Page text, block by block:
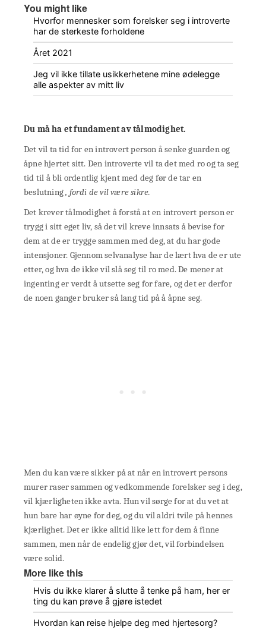
You might like
Hvorfor mennesker som forelsker seg i introverte
har de sterkeste forholdene
Året 2021
Jeg vil ikke tillate usikkerhetene mine ødelegge
alle aspekter av mitt liv
Du må ha et fundament av tålmodighet.
Det vil ta tid for en introvert person å senke guarden og
åpne hjertet sitt. Den introverte vil ta det med ro og ta seg
tid til å bli ordentlig kjent med deg før de tar en
beslutning, fordi de vil være sikre.
Det krever tålmodighet å forstå at en introvert person er
trygg i sitt eget liv, så det vil kreve innsats å bevise for
dem at de er trygge sammen med deg, at du har gode
intensjoner. Gjennom selvanalyse har de lært hva de er ute
etter, og hva de ikke vil slå seg til ro med. De mener at
ingenting er verdt å utsette seg for fare, og det er derfor
de noen ganger bruker så lang tid på å åpne seg.
Men du kan være sikker på at når en introvert persons
murer raser sammen og vedkommende forelsker seg i deg,
vil kjærligheten ikke avta. Hun vil sørge for at du vet at
hun bare har øyne for deg, og du vil aldri tvile på hennes
kjærlighet. Det er ikke alltid like lett for dem å finne
sammen, men når de endelig gjør det, vil forbindelsen
være solid.
More like this
Hvis du ikke klarer å slutte å tenke på ham, her er
ting du kan prøve å gjøre istedet
Hvordan kan reise hjelpe deg med hjertesorg?